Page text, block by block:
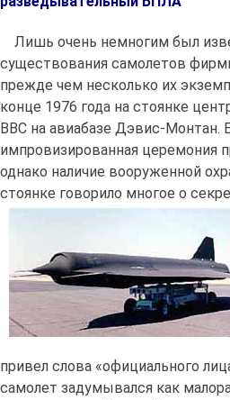
Лишь очень немногим был
существования самолетов
прежде чем несколько их
конце 1976 года на стоянке
ВВС на авиабазе Дэвис-Монтан.
импровизированная церемония
однако наличие вооруженной
стоянке говорило многое о
привел слова «официального
самолет задумывался как